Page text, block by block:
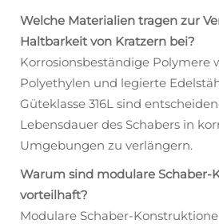
Welche Materialien tragen zur
Haltbarkeit von Kratzern bei?
Korrosionsbeständige Polymere
Polyethylen und legierte
Güteklasse 316L sind
Lebensdauer des Schabers in
Umgebungen zu verlängern.
Warum sind modulare Schaber-
vorteilhaft?
Modulare Schaber-